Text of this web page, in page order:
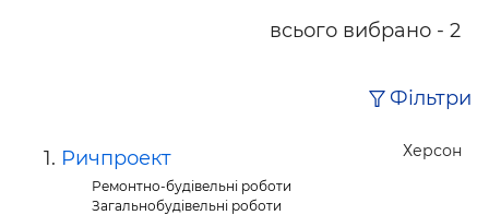
всього вибрано - 2
Фільтри
Херсон
Ричпроект
Ремонтно-будівельні роботи
Загальнобудівельні роботи